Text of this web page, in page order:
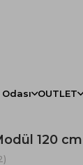
OUTLET
120 cm